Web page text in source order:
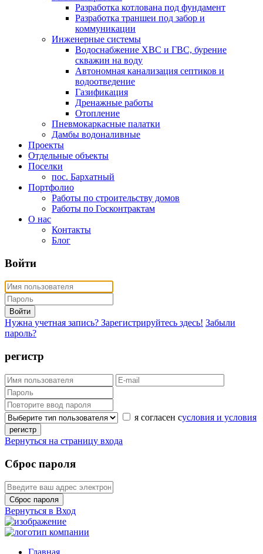
Разработка котлована под фундамент
Разработка траншеи под забор и
коммуникации
Инженерные системы
Водоснабжение ХВС и ГВС, бурение
скважин на воду
Автономная канализация септиков и
водоотведение
Газификация
Дренажные работы
Отопление
Пневмокаркасные палатки
Дамбы водоналивные
Проекты
Отдельные объекты
Поселки
пос. Бархатный
Портфолио
Работы по строительству домов
Работы по Госконтрактам
О нас
Контакты
Блог
Войти
Войти
Нужна учетная запись? Зарегистрируйтесь здесь! Забыли
пароль?
регистр
я согласен сусловия и условия
регистр
Вернуться на страницу входа
Сброс пароля
Сброс пароля
Вернуться в Вход